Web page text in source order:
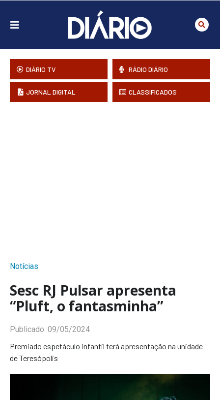
DIÁRIO TV RÁDIO DIÁRIO
JORNAL DIGITAL CLASSIFICADOS
Notícias
Sesc RJ Pulsar apresenta
“Pluft, o fantasminha”
Publicado: 09/05/2024
Premiado espetáculo infantil terá apresentação na unidade
de Teresópolis